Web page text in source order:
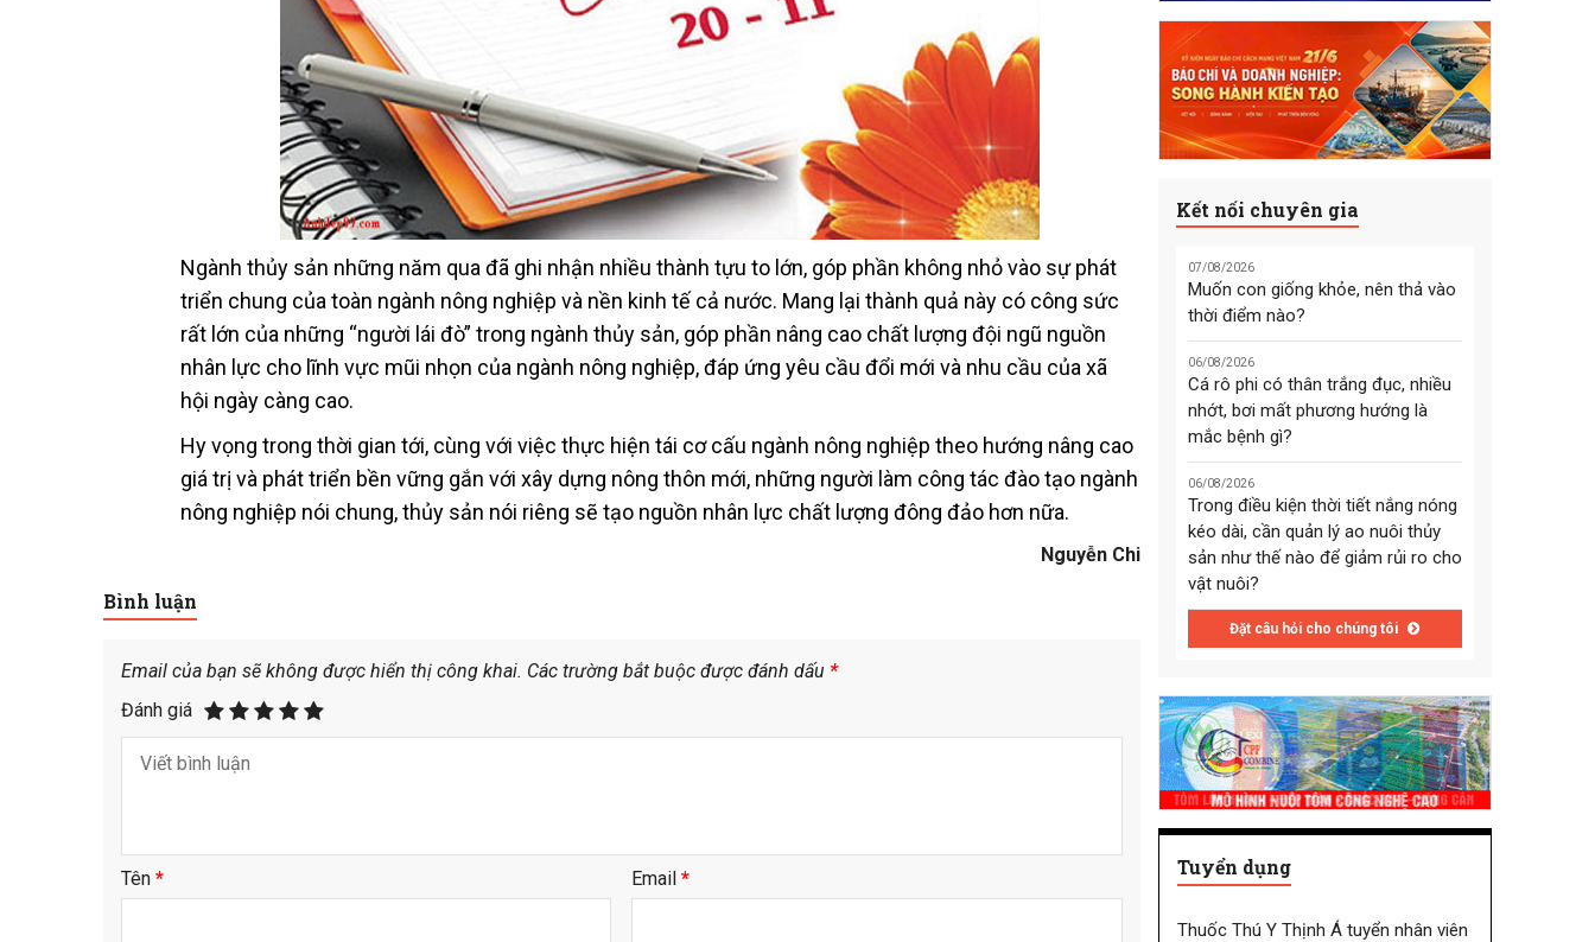
Ngành thủy sản những năm qua đã ghi nhận nhiều thành tựu to lớn, góp phần không nhỏ vào sự phát
triển chung của toàn ngành nông nghiệp và nền kinh tế cả nước. Mang lại thành quả này có công sức
rất lớn của những “người lái đò” trong ngành thủy sản, góp phần nâng cao chất lượng đội ngũ nguồn
nhân lực cho lĩnh vực mũi nhọn của ngành nông nghiệp, đáp ứng yêu cầu đổi mới và nhu cầu của xã
hội ngày càng cao.
Hy vọng trong thời gian tới, cùng với việc thực hiện tái cơ cấu ngành nông nghiệp theo hướng nâng cao
giá trị và phát triển bền vững gắn với xây dựng nông thôn mới, những người làm công tác đào tạo ngành
nông nghiệp nói chung, thủy sản nói riêng sẽ tạo nguồn nhân lực chất lượng đông đảo hơn nữa.
Nguyễn Chi
Bình luận
Email của bạn sẽ không được hiển thị công khai. Các trường bắt buộc được đánh dấu *
Đánh giá
Tên * Email*
Kết nối chuyên gia
07/08/2026
Muốn con giống khỏe, nên thả vào
thời điểm nào?
06/08/2026
Cá rô phi có thân trắng đục, nhiều
nhớt, bơi mất phương hướng là
mắc bệnh gì?
06/08/2026
Trong điều kiện thời tiết nắng nóng
kéo dài, cần quản lý ao nuôi thủy
sản như thế nào để giảm rủi ro cho
vật nuôi?
Đặt câu hỏi cho chúng tôi
Tuyển dụng
Thuốc Thú Y Thịnh Á tuyển nhân viên